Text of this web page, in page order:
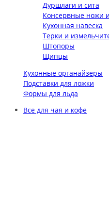
Дуршлаги и сита
Консервные ножи
Кухонная навеска
Терки и
Штопоры
Щипцы
Кухонные органайзеры
Подставки для ложки
Формы для льда
Все для чая и кофе